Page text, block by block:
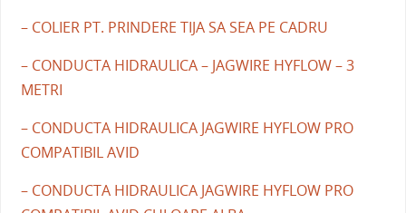
– COLIER PT. PRINDERE TIJA SA SEA PE CADRU
– CONDUCTA HIDRAULICA – JAGWIRE HYFLOW – 3
METRI
– CONDUCTA HIDRAULICA JAGWIRE HYFLOW PRO
COMPATIBIL AVID
– CONDUCTA HIDRAULICA JAGWIRE HYFLOW PRO